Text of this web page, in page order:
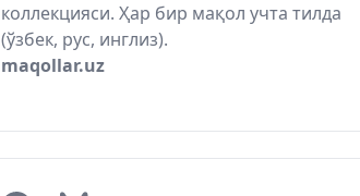
коллекцияси. Ҳар бир мақол учта тилда
(ўзбек, рус, инглиз).
maqollar.uz